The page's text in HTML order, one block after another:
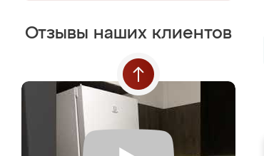
Отзывы наших клиентов